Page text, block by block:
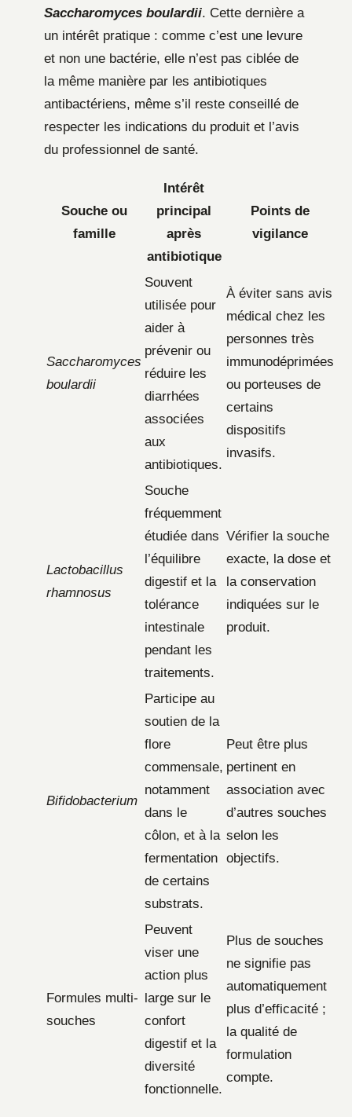
Saccharomyces boulardii. Cette dernière a
un intérêt pratique : comme c’est une levure
et non une bactérie, elle n’est pas ciblée de
la même manière par les antibiotiques
antibactériens, même s’il reste conseillé de
respecter les indications du produit et l’avis
du professionnel de santé.
Souche ou
famille
Intérêt
principal
après
antibiotique
Points de
vigilance
Saccharomyces
boulardii
Souvent
utilisée pour
aider à
prévenir ou
réduire les
diarrhées
associées
aux
antibiotiques.
À éviter sans avis
médical chez les
personnes très
immunodéprimées
ou porteuses de
certains
dispositifs
invasifs.
Lactobacillus
rhamnosus
Souche
fréquemment
étudiée dans
l’équilibre
digestif et la
tolérance
intestinale
pendant les
traitements.
Vérifier la souche
exacte, la dose et
la conservation
indiquées sur le
produit.
Bifidobacterium
Participe au
soutien de la
flore
commensale,
notamment
dans le
côlon, et à la
fermentation
de certains
substrats.
Peut être plus
pertinent en
association avec
d’autres souches
selon les
objectifs.
Formules multi-
souches
Peuvent
viser une
action plus
large sur le
confort
digestif et la
diversité
fonctionnelle.
Plus de souches
ne signifie pas
automatiquement
plus d’efficacité ;
la qualité de
formulation
compte.